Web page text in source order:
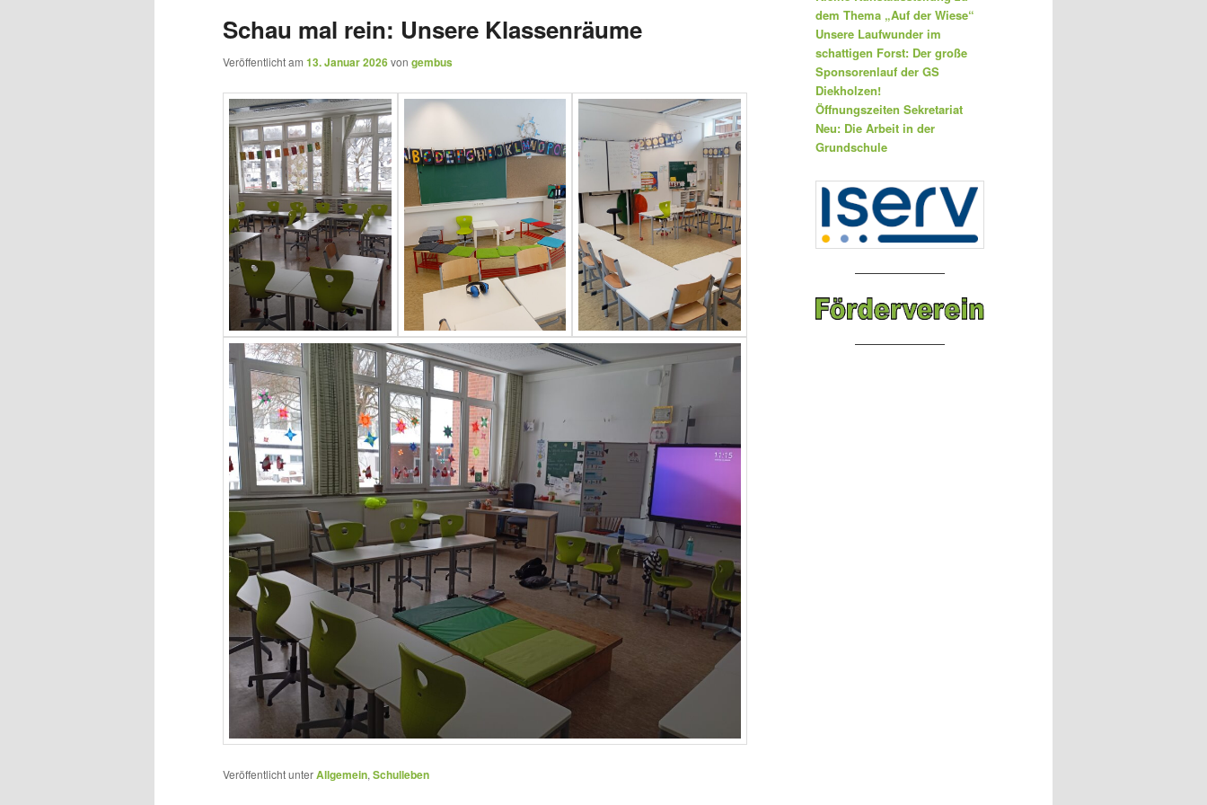
Schau mal rein: Unsere Klassenräume
Veröffentlicht am 13. Januar 2026von gembus
Veröffentlicht unterAllgemein, Schulleben
dem Thema „Auf der Wiese“
Unsere Laufwunder im
schattigen Forst: Der große
Sponsorenlauf der GS
Diekholzen!
Öffnungszeiten Sekretariat
Neu: Die Arbeit in der
Grundschule